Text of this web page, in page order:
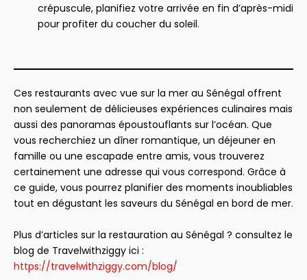
crépuscule, planifiez votre arrivée en fin d’après-midi
pour profiter du coucher du soleil.
Ces restaurants avec vue sur la mer au Sénégal offrent
non seulement de délicieuses expériences culinaires mais
aussi des panoramas époustouflants sur l’océan. Que
vous recherchiez un dîner romantique, un déjeuner en
famille ou une escapade entre amis, vous trouverez
certainement une adresse qui vous correspond. Grâce à
ce guide, vous pourrez planifier des moments inoubliables
tout en dégustant les saveurs du Sénégal en bord de mer.
Plus d’articles sur la restauration au Sénégal ? consultez le
blog de Travelwithziggy ici :
https://travelwithziggy.com/blog/